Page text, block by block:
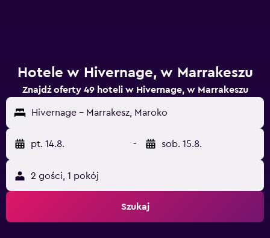
Hotele w Hivernage, w Marrakeszu
Znajdź oferty 49 hoteli w Hivernage, w Marrakeszu
Hivernage - Marrakesz, Maroko
pt. 14.8. - sob. 15.8.
2 gości, 1 pokój
Szukaj